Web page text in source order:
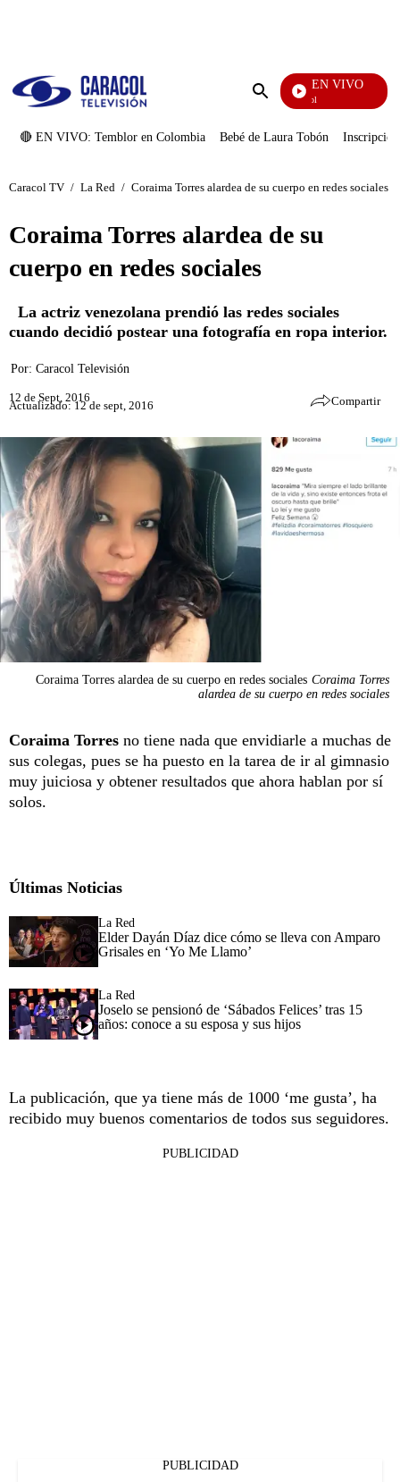
Enviar
EN VIVO
Noticias Caracol
🔴 EN VIVO: Temblor en Colombia Bebé de Laura Tobón
Caracol TV / La Red / Coraima Torres alardea de su cuerpo en redes sociales
Coraima Torres alardea de su
cuerpo en redes sociales
La actriz venezolana prendió las redes sociales
cuando decidió postear una fotografía en ropa interior.
Por: Caracol Televisión
12 de Sept, 2016
Actualizado: 12 de sept, 2016 Compartir
Coraima Torres alardea de su cuerpo en redes sociales Coraima Torres
alardea de su cuerpo en redes sociales
Coraima Torres no tiene nada que envidiarle a muchas de
sus colegas, pues se ha puesto en la tarea de ir al gimnasio
muy juiciosa y obtener resultados que ahora hablan por sí
solos.
Últimas Noticias
La Red
Elder Dayán Díaz dice cómo se lleva con Amparo
Grisales en ‘Yo Me Llamo’
La Red
Joselo se pensionó de ‘Sábados Felices’ tras 15
años: conoce a su esposa y sus hijos
La publicación, que ya tiene más de 1000 ‘me gusta’, ha
recibido muy buenos comentarios de todos sus seguidores.
PUBLICIDAD
PUBLICIDAD